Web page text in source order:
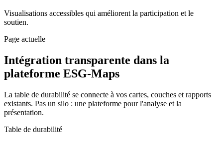
Visualisations accessibles qui améliorent la participation et le
soutien.
Page actuelle
Intégration transparente dans la
plateforme ESG-Maps
La table de durabilité se connecte à vos cartes, couches et rapports
existants. Pas un silo : une plateforme pour l'analyse et la
présentation.
Table de durabilité